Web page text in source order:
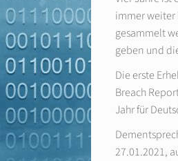
immer
gesammelt
geben und
Die erste
Breach
Jahr für
27.01.2021,